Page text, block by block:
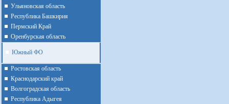
Ульяновская область
Республика Башкирия
Пермский Край
Оренбурская область
Южный ФО
Ростовская область
Краснодарский край
Волгоградская область
Республика Адыгея